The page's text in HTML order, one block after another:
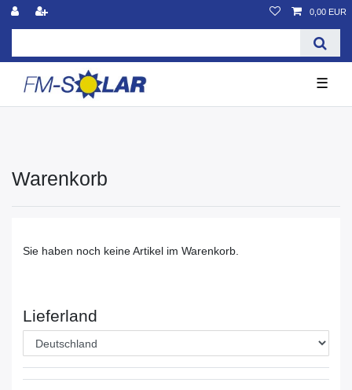
0,00 EUR
☰
Warenkorb
Sie haben noch keine Artikel im Warenkorb.
Lieferland